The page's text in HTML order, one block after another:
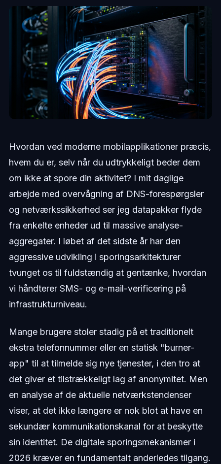
Hvordan ved moderne mobilapplikationer præcis,
hvem du er, selv når du udtrykkeligt beder dem
om ikke at spore din aktivitet? I mit daglige
arbejde med overvågning af DNS-forespørgsler
og netværkssikkerhed ser jeg datapakker flyde
fra enkelte enheder ud til massive analyse-
aggregater. I løbet af det sidste år har den
aggressive udvikling i sporingsarkitekturer
tvunget os til fuldstændig at gentænke, hvordan
vi håndterer SMS- og e-mail-verificering på
infrastrukturniveau.
Mange brugere stoler stadig på et traditionelt
ekstra telefonnummer eller en statisk "burner-
app" til at tilmelde sig nye tjenester, i den tro at
det giver et tilstrækkeligt lag af anonymitet. Men
en analyse af de aktuelle netværkstendenser
viser, at det ikke længere er nok blot at have en
sekundær kommunikationskanal for at beskytte
sin identitet. De digitale sporingsmekanismer i
2026 kræver en fundamentalt anderledes tilgang.